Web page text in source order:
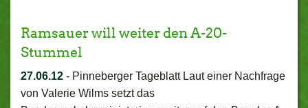
Ramsauer will weiter den A-20-
Stummel
27.06.12 - Pinneberger Tageblatt Laut einer Nachfrage
von Valerie Wilms setzt das